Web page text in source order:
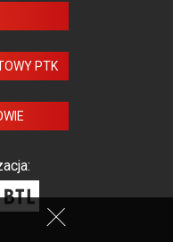
PTK